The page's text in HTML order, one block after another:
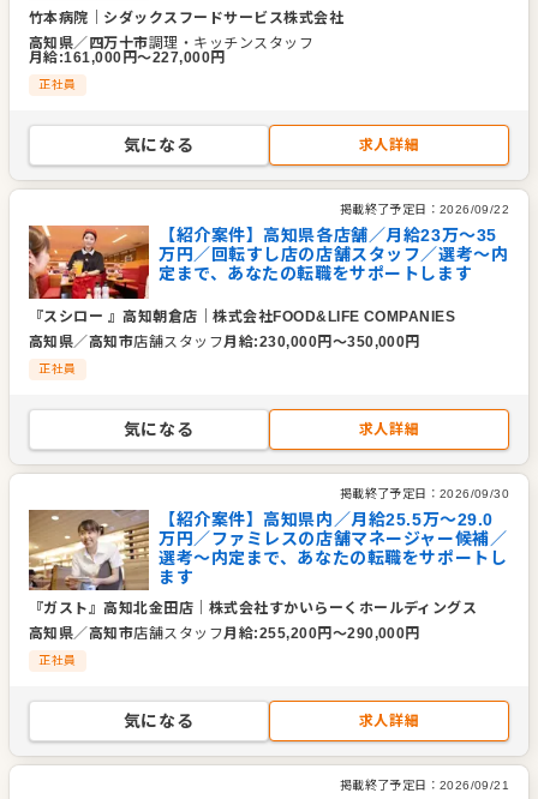
竹本病院
シダックスフードサービス株式会社
高知県／ 四万十市調理・キッチンスタッフ
月給:161,000 円〜227,000円
正社員
気になる 求人詳細
掲載終了予定日： 2026/09/22
【紹介案件】高知県各店舗／月給23万～35
万円／回転すし店の店舗スタッフ／選考～内
定まで、あなたの転職をサポートします
『スシロー 』高知朝倉店 ｜株式会社FOOD&LIFE COMPANIES
高知県／高知市店舗スタッフ月給:230,000円〜350,000円
正社員
気になる 求人詳細
掲載終了予定日： 2026/09/30
【紹介案件】高知県内／月給25.5万～29.0
万円／ファミレスの店舗マネージャー候補／
選考～内定まで、あなたの転職をサポートし
ます
『ガスト』高知北金田店
株式会社すかいらーくホールディングス
高知県／高知市店舗スタッフ月給:255,200円〜290,000円
正社員
気になる 求人詳細
掲載終了予定日： 2026/09/21